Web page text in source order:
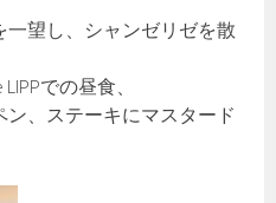
望し、シャンゼリゼを散
での昼食、
、ステーキにマスタード